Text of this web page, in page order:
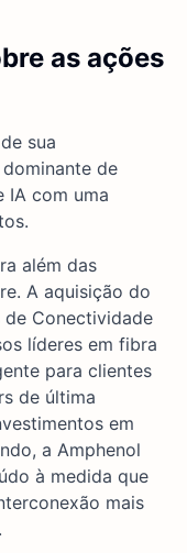
as ações
sua
de
IA com uma
além das
A aquisição do
de Conectividade
líderes em fibra
para clientes
de última
em
a Amphenol
à medida que
mais